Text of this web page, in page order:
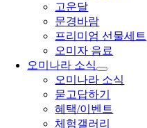
고운달
문경바람
프리미엄 선물세트
오미자 음료
오미나라 소식
오미나라 소식
묻고답하기
혜택/이벤트
체험갤러리